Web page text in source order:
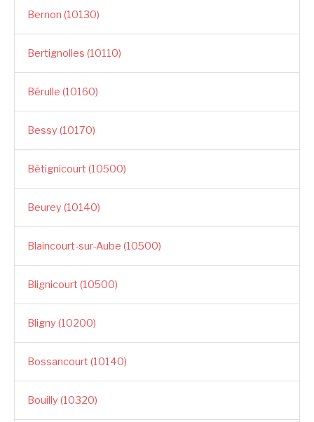
Bernon (10130)
Bertignolles (10110)
Bérulle (10160)
Bessy (10170)
Bétignicourt (10500)
Beurey (10140)
Blaincourt-sur-Aube (10500)
Blignicourt (10500)
Bligny (10200)
Bossancourt (10140)
Bouilly (10320)